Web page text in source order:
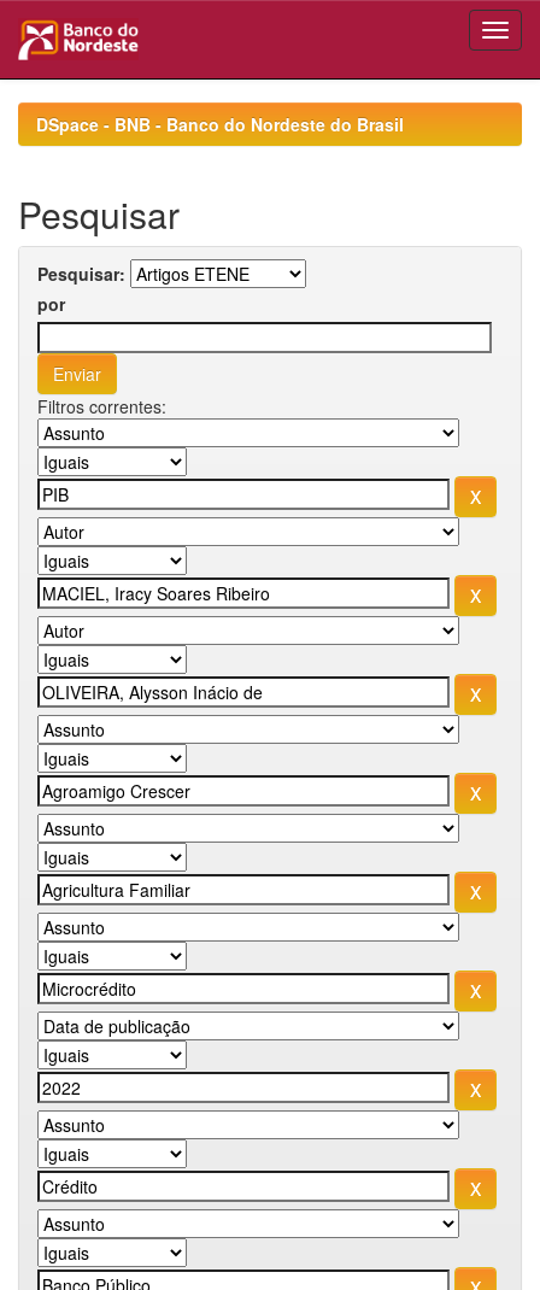
navigationDSpace - BNB - Banco do Nordeste do Brasil
Pesquisar
Pesquisar:
por
Filtros correntes: